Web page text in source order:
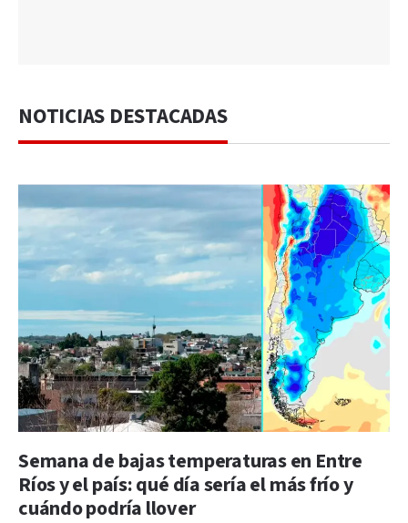
NOTICIAS DESTACADAS
Semana de bajas temperaturas en Entre
Ríos y el país: qué día sería el más frío y
cuándo podría llover